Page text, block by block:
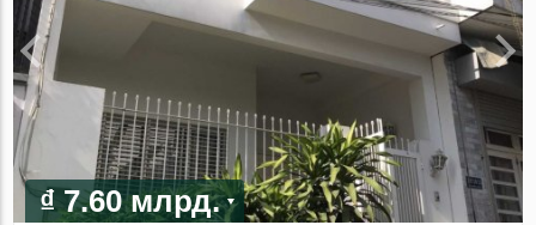
₫ 7.60 млрд.